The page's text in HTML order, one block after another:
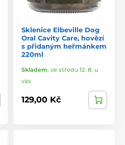
Sklenice Elbeville Dog
Oral Cavity Care, hovězí
s přidaným heřmánkem
220ml
Skladem, ve středu 12. 8. u
vás
129,00 Kč